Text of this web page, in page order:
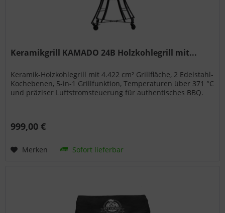
Keramikgrill KAMADO 24B Holzkohlegrill mit...
Keramik-Holzkohlegrill mit 4.422 cm² Grillfläche, 2 Edelstahl-
Kochebenen, 5-in-1 Grillfunktion, Temperaturen über 371 °C
und präziser Luftstromsteuerung für authentisches BBQ.
999,00 €
Merken Sofort lieferbar